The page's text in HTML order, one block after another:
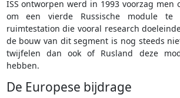
ISS ontworpen werd in 1993 voorzag men
om een vierde Russische module te
ruimtestation die vooral research
de bouw van dit segment is nog steeds
twijfelen dan ook of Rusland deze
hebben.
De Europese bijdrage